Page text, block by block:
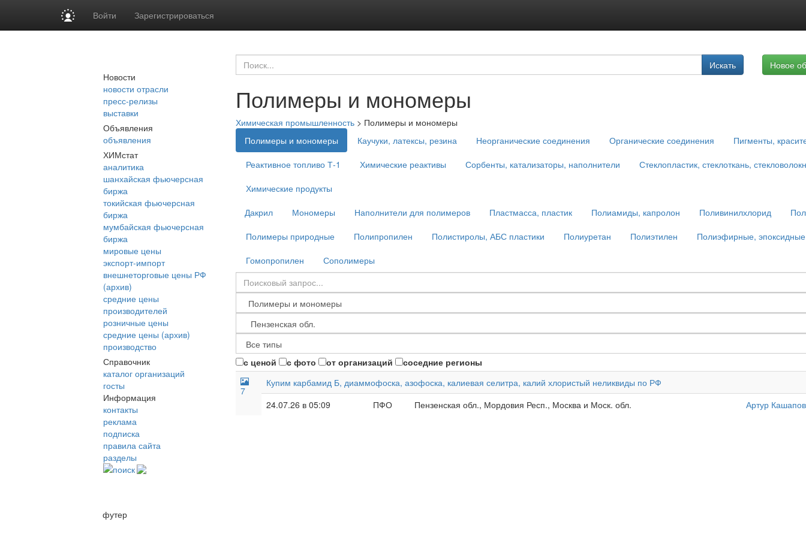
Войти Зарегистрироваться
Новости
новости отрасли
пресс-релизы
выставки
Объявления
объявления
ХИМстат
аналитика
шанхайская фьючерсная
биржа
токийская фьючерсная
биржа
мумбайская фьючерсная
биржа
мировые цены
экспорт-импорт
внешнеторговые цены РФ
(архив)
средние цены
производителей
розничные цены
средние цены (архив)
производство
Справочник
каталог организаций
госты
Информация
контакты
реклама
подписка
правила сайта
разделы
поиск
Искать Новое
Полимеры и мономеры
Химическая промышленность > Полимеры и мономеры
Полимеры и мономеры
Каучуки, латексы, резина Неорганические соединения Органические соединения
Пигменты,
Реактивное топливо Т-1
Химические реактивы Сорбенты, катализаторы, наполнители
Стеклопластик, стеклоткань,
Химические продукты
Дакрил
Мономеры Наполнители для полимеров Пластмасса, пластик Полиамиды, капролон Поливинилхлорид
Полимеры природные
Полипропилен Полистиролы, АБС пластики Полиуретан Полиэтилен
Полиэфирные,
Гомопропилен
Сополимеры
с ценой с фото от организаций соседние регионы
7
Купим карбамид Б, диаммофоска, азофоска, калиевая селитра, калий хлористый неликвиды по РФ
24.07.26 в 05:09
ПФО Пензенская обл., Мордовия Респ., Москва и Моск. обл. Артур Кашапов
футер